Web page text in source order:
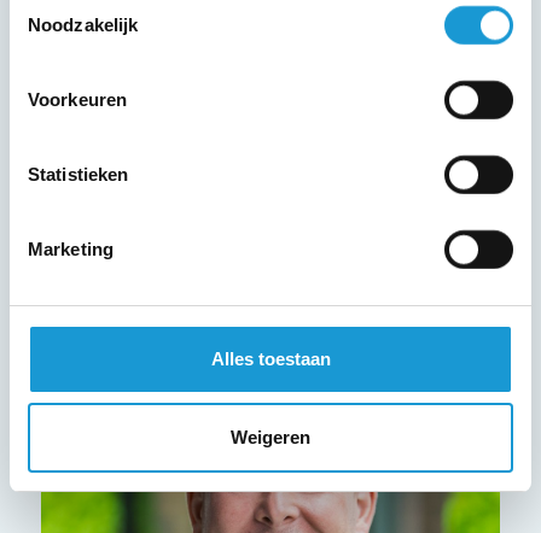
Noodzakelijk
Voorkeuren
Statistieken
Marketing
Alles toestaan
Weigeren
Bedrijfskundig adviseur
Maak kennis met Rob